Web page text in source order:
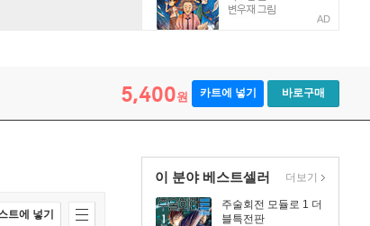
AD
5,400원 카트에 넣기 바로구매
이 분야 베스트셀러
주술회전 모듈로 1 더
블특전판
더보기
트에 넣기